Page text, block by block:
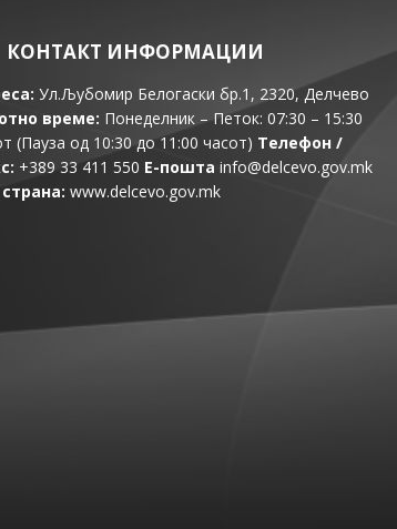
КОНТАКТ ИНФОРМАЦИИ
Ул.Љубомир Белогаски бр.1, 2320, Делчево
време: Понеделник – Петок: 07:30 – 15:30
(Пауза од 10:30 до 11:00 часот) Телефон /
+389 33 411 550 Е-пошта info@delcevo.gov.mk
www.delcevo.gov.mk